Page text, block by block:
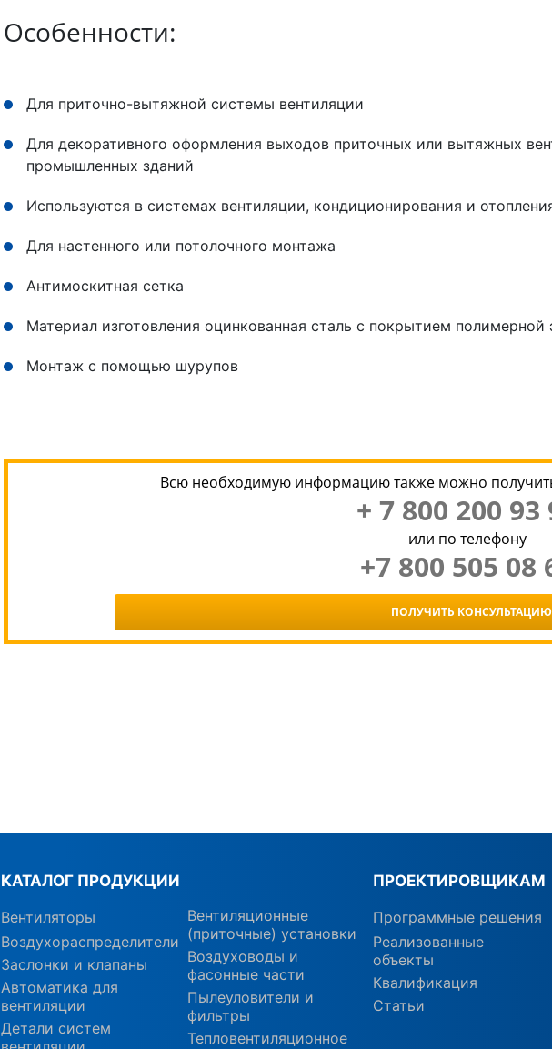
Особенности:
Для приточно-вытяжной системы вентиляции
Для декоративного оформления выходов приточных или вытяжных
промышленных зданий
Используются в системах вентиляции, кондиционирования и
Для настенного или потолочного монтажа
Антимоскитная сетка
Материал изготовления оцинкованная сталь с покрытием полимерной
Монтаж с помощью шурупов
Всю необходимую информацию также можно
+ 7 800 200 93
или по телефону
+7 800 505 08
ПОЛУЧИТЬ КОНСУЛЬТАЦИЮ
КАТАЛОГ ПРОДУКЦИИ
Вентиляторы
Воздухораспределители
Заслонки и клапаны
Автоматика для
вентиляции
Детали систем
Вентиляционные
(приточные) установки
Воздуховоды и
фасонные части
Пылеуловители и
фильтры
Тепловентиляционное
ПРОЕКТИРОВЩИКАМ
Программные решения
Реализованные
объекты
Квалификация
Статьи